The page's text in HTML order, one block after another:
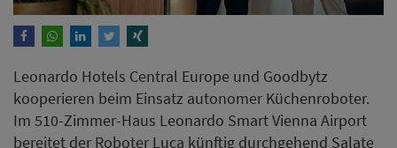
Leonardo Hotels Central Europe und Goodbytz
kooperieren beim Einsatz autonomer Küchenroboter.
Im 510-Zimmer-Haus Leonardo Smart Vienna Airport
bereitet der Roboter Luca künftig durchgehend Salate